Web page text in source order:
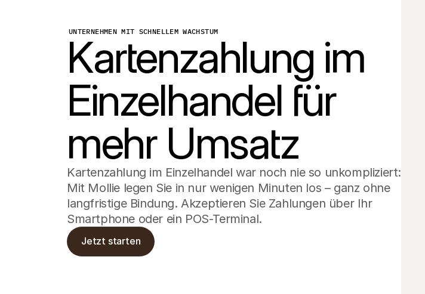
UNTERNEHMEN MIT SCHNELLEM WACHSTUM
Kartenzahlung im
Einzelhandel für
mehr Umsatz
Kartenzahlung im Einzelhandel war noch nie so unkompliziert:
Mit Mollie legen Sie in nur wenigen Minuten los – ganz ohne
langfristige Bindung. Akzeptieren Sie Zahlungen über Ihr
Smartphone oder ein POS-Terminal.
Jetzt starten